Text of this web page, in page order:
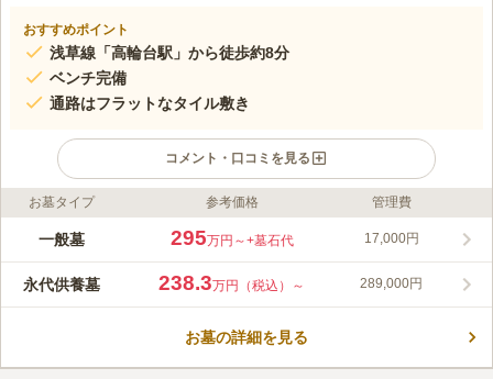
おすすめポイント
浅草線「高輪台駅」から徒歩約8分
ベンチ完備
通路はフラットなタイル敷き
コメント・口コミを見る
ライフドット編集部のコメント
「高輪台駅」から徒歩で行ける、アクセスと周囲環境に良好な高
とりがある、都内では稀少な霊園です。現代建築のモダンな雰囲
気を取り入れており、広々とした青空の下でお参りできます。通
心してご利用頂けます。
みんなの評価
4.0 口コミ3件
お墓タイプ 参考価格 管理費
一般墓 295万円～+墓石代 17,000円
永代供養墓 238.3万円（税込）～ 289,000円
お墓の詳細を見る